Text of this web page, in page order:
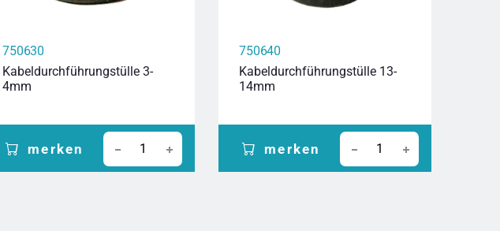
750630
Kabeldurchführungstülle 3-
4mm
merken
750640
Kabeldurchführungstülle 13-
14mm
merken